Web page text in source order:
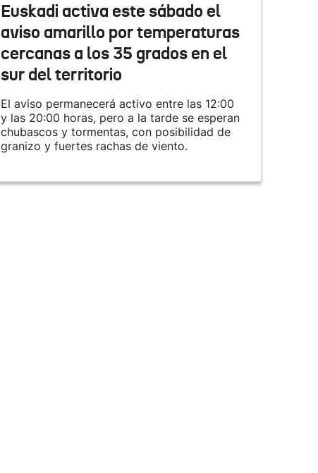
Euskadi activa este sábado el
aviso amarillo por temperaturas
cercanas a los 35 grados en el
sur del territorio
El aviso permanecerá activo entre las 12:00
y las 20:00 horas, pero a la tarde se esperan
chubascos y tormentas, con posibilidad de
granizo y fuertes rachas de viento.